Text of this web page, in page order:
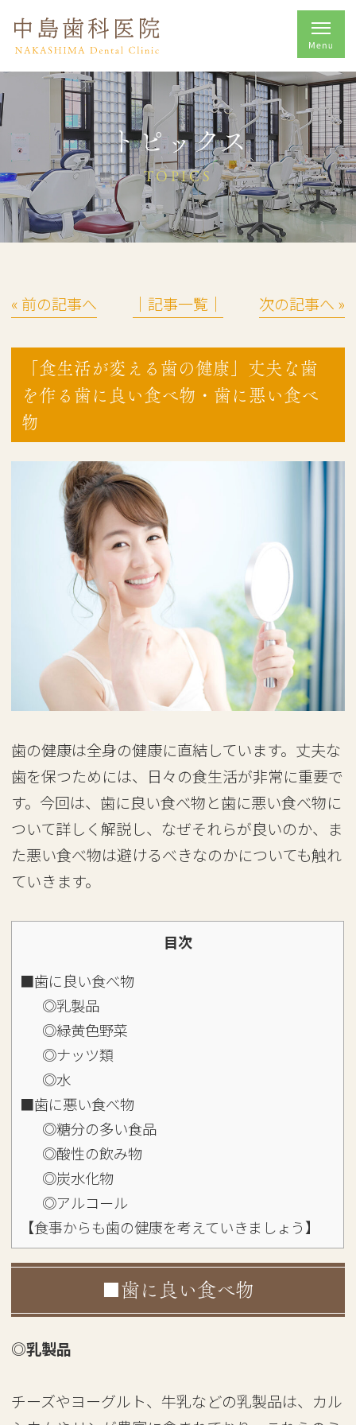
トピックス
TOPICS
« 前の記事へ │記事一覧│ 次の記事へ »
「食生活が変える歯の健康」丈夫な歯
を作る歯に良い食べ物・歯に悪い食べ
物
歯の健康は全身の健康に直結しています。丈夫な
歯を保つためには、日々の食生活が非常に重要で
す。今回は、歯に良い食べ物と歯に悪い食べ物に
ついて詳しく解説し、なぜそれらが良いのか、ま
た悪い食べ物は避けるべきなのかについても触れ
ていきます。
目次
■歯に良い食べ物
◎乳製品
◎緑黄色野菜
◎ナッツ類
◎水
■歯に悪い食べ物
◎糖分の多い食品
◎酸性の飲み物
◎炭水化物
◎アルコール
【食事からも歯の健康を考えていきましょう】
■歯に良い食べ物
◎乳製品
チーズやヨーグルト、牛乳などの乳製品は、カル